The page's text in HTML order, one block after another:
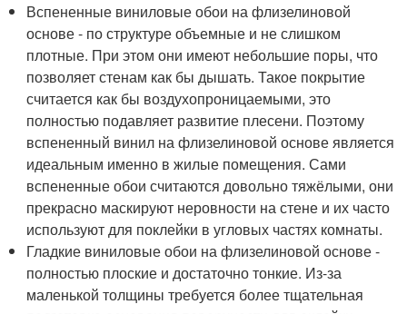
Вспененные виниловые обои на флизелиновой
основе - по структуре объемные и не слишком
плотные. При этом они имеют небольшие поры, что
позволяет стенам как бы дышать. Такое покрытие
считается как бы воздухопроницаемыми, это
полностью подавляет развитие плесени. Поэтому
вспененный винил на флизелиновой основе является
идеальным именно в жилые помещения. Сами
вспененные обои считаются довольно тяжёлыми, они
прекрасно маскируют неровности на стене и их часто
используют для поклейки в угловых частях комнаты.
Гладкие виниловые обои на флизелиновой основе -
полностью плоские и достаточно тонкие. Из-за
маленькой толщины требуется более тщательная